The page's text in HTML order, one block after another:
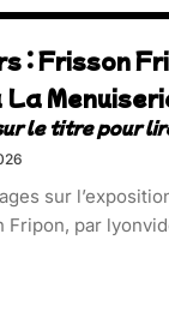
: Frisson
sur
Fripon, par